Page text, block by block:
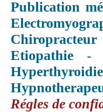
Publication
Chiropracteur
Etiopathie -
Hyperthyroidie
Régles de